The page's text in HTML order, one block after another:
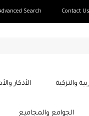
Search Contact Us
والتزكية الأذكار
الجوامع والمجاميع